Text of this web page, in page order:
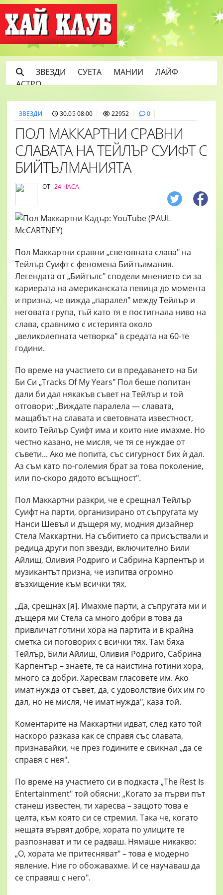
ЗВЕЗДИ СУЕТА МАНИИ
ЛАЙФ
АСТРО
ЗВЕЗДИ 30.05 08:00 22952 0
ПОЛ МАККАРТНИ СРАВНИ
СЛАВАТА НА ТЕЙЛЪР СУИФТ С
БИЙТЪЛМАНИЯТА
ОТ 24 ЧАСА
Пол Маккартни сравни „световната слава" на
Тейлър Суифт с феномена Бийтълмания.
Легендата от „Бийтълс" сподели мнението си за
кариерата на американската певица до момента
и призна, че вижда „паралел" между Тейлър и
неговата група, тъй като тя е постигнала ниво на
слава, сравнимо с истерията около
„великолепната четворка" в средата на 60-те
години.
По време на участието си в предаването на Би
Би Си „Tracks Of My Years" Пол беше попитан
дали би дал някакъв съвет на Тейлър и той
отговори: „Виждате паралела — славата,
мащабът на славата и световната известност,
които Тейлър Суифт има и които ние имахме. Но
честно казано, не мисля, че тя се нуждае от
съвети... Ако ме попита, със сигурност бих ѝ дал.
Аз съм като по-големия брат за това поколение,
или по-скоро дядото всъщност".
Пол Маккартни разкри, че е срещнал Тейлър
Суифт на парти, организирано от съпругата му
Нанси Шевъл и дъщеря му, модния дизайнер
Стела Маккартни. На събитието са присъствали и
редица други поп звезди, включително Били
Айлиш, Оливия Родриго и Сабрина Карпентър и
музикантът призна, че изпитва огромно
възхищение към всички тях.
„Да, срещнах [я]. Имахме парти, а съпругата ми и
дъщеря ми Стела са много добри в това да
привличат готини хора на партита и в крайна
сметка си поговорих с всички тях. Там бяха
Тейлър, Били Айлиш, Оливия Родриго, Сабрина
Карпентър – знаете, те са наистина готини хора,
много са добри. Харесвам гласовете им. Ако
имат нужда от съвет, да, с удоволствие бих им го
дал, но не мисля, че имат нужда", каза той.
Коментарите на Маккартни идват, след като той
наскоро разказа как се справя със славата,
признавайки, че през годините е свикнал „да се
справя с нея".
По време на участието си в подкаста „The Rest Is
Entertainment" той обясни: „Когато за първи път
станеш известен, ти харесва – защото това е
целта, към която си се стремил. Така че, когато
нещата вървят добре, хората по улиците те
разпознават и ти се радваш. Нямаше никакво:
„О, хората ме притесняват" – това е модерно
явление. Ние го обожавахме. И се научаваш да
се справяш с него".